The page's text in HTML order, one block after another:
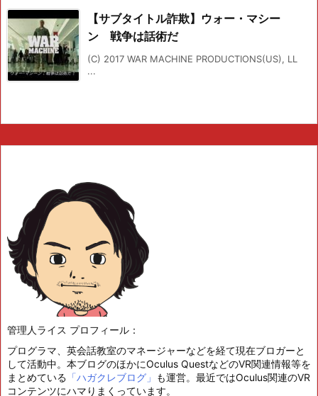
【サブタイトル詐欺】ウォー・マシー
ン 戦争は話術だ
(C) 2017 WAR MACHINE PRODUCTIONS(US), LL
...
管理人ライス プロフィール：
プログラマ、英会話教室のマネージャーなどを経て現在ブロガーと
して活動中。本ブログのほかにOculus QuestなどのVR関連情報等を
まとめている 「ハガクレブログ」 も運営。最近ではOculus関連のVR
コンテンツにハマりまくっています。